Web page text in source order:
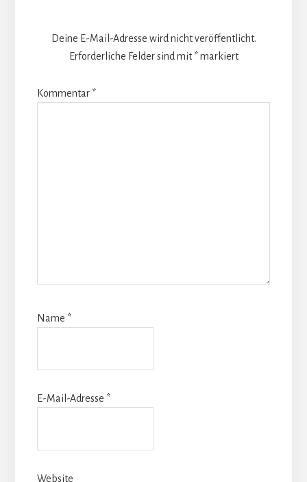
Deine E-Mail-Adresse wird nicht veröffentlicht.
Erforderliche Felder sind mit*markiert
Kommentar *
Name *
E-Mail-Adresse *
Website